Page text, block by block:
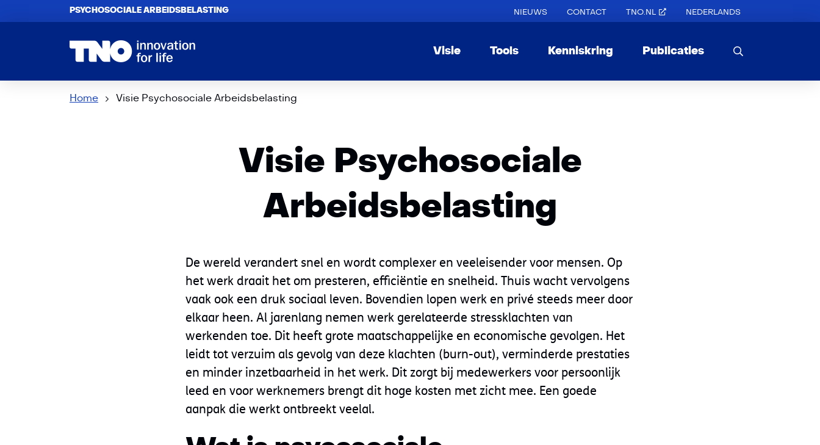
PSYCHOSOCIALE ARBEIDSBELASTING NIEUWS CONTACT TNO.NL NEDERLANDS
Visie Tools Kenniskring Publicaties
Home Visie Psychosociale Arbeidsbelasting
Visie Psychosociale
Arbeidsbelasting
De wereld verandert snel en wordt complexer en veeleisender voor mensen. Op
het werk draait het om presteren, efficiëntie en snelheid. Thuis wacht vervolgens
vaak ook een druk sociaal leven. Bovendien lopen werk en privé steeds meer door
elkaar heen. Al jarenlang nemen werk gerelateerde stressklachten van
werkenden toe. Dit heeft grote maatschappelijke en economische gevolgen. Het
leidt tot verzuim als gevolg van deze klachten (burn-out), verminderde prestaties
en minder inzetbaarheid in het werk. Dit zorgt bij medewerkers voor persoonlijk
leed en voor werknemers brengt dit hoge kosten met zicht mee. Een goede
aanpak die werkt ontbreekt veelal.